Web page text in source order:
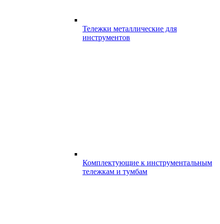
Тележки металлические для
инструментов
Комплектующие к инструментальным
тележкам и тумбам